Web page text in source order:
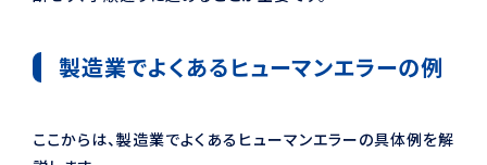
製造業でよくあるヒューマンエラーの例
ここからは、製造業でよくあるヒューマンエラーの具体例を解